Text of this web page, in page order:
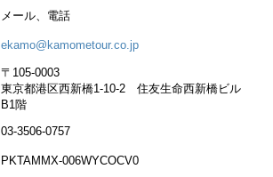
メール、電話
ekamo@kamometour.co.jp
〒105-0003
東京都港区西新橋1-10-2 住友生命西新橋ビル
B1階
03-3506-0757
PKTAMMX-006WYCOCV0